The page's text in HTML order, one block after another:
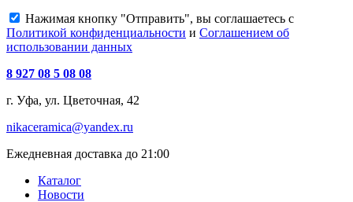
Нажимая кнопку "Отправить", вы соглашаетесь с
Политикой конфиденциальности и Соглашением об
использовании данных
8 927 08 5 08 08
г. Уфа, ул. Цветочная, 42
nikaceramica@yandex.ru
Ежедневная доставка до 21:00
Каталог
Новости